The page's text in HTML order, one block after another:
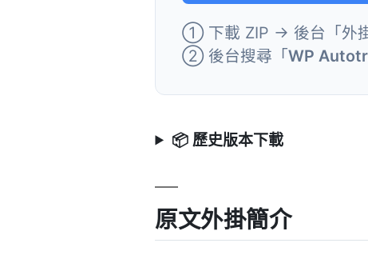
① 下載 ZIP → 後台「外掛
② 後台搜尋「WP
📦 歷史版本下載
原文外掛簡介